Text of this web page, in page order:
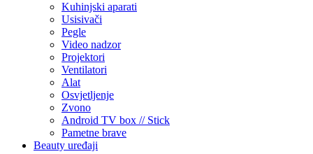
Kuhinjski aparati
Usisivači
Pegle
Video nadzor
Projektori
Ventilatori
Alat
Osvjetljenje
Zvono
Android TV box // Stick
Pametne brave
Beauty uređaji